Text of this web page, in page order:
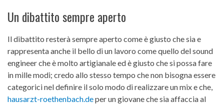
Un dibattito sempre aperto
Il dibattito resterà sempre aperto come è giusto che sia e
rappresenta anche il bello di un lavoro come quello del sound
engineer che è molto artigianale ed è giusto che si possa fare
in mille modi; credo allo stesso tempo che non bisogna essere
categorici nel definire il solo modo di realizzare un mix e che,
hausarzt-roethenbach.deper un giovane che sia affaccia al